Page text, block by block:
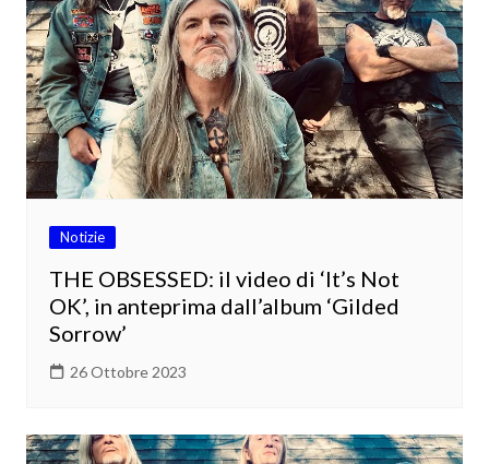
Notizie
THE OBSESSED: il video di ‘It’s Not
OK’, in anteprima dall’album ‘Gilded
Sorrow’
26 Ottobre 2023